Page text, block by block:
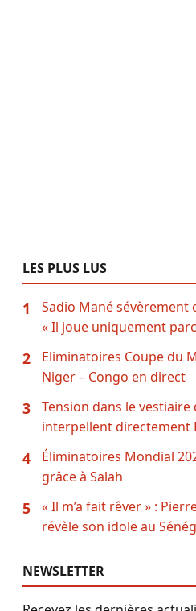
LES PLUS LUS
1
Sadio Mané sévèrement
« Il joue uniquement
2
Eliminatoires Coupe du
Niger – Congo en direct
3
Tension dans le
interpellent directement
4
Éliminatoires Mondial
grâce à Salah
5
« Il m’a fait rêver » :
révèle son idole au
NEWSLETTER